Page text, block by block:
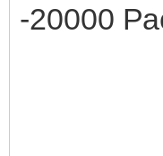
-20000